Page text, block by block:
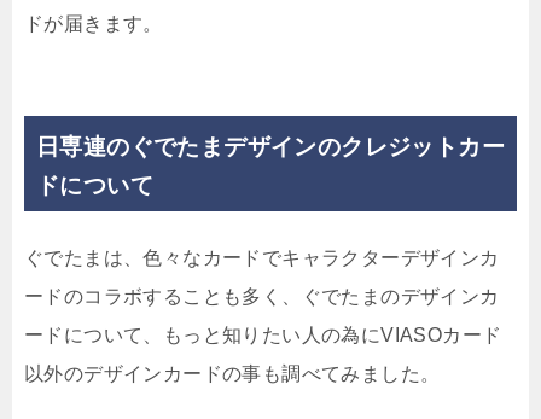
ドが届きます。
日専連のぐでたまデザインのクレジットカー
ドについて
ぐでたまは、色々なカードでキャラクターデザインカ
ードのコラボすることも多く、ぐでたまのデザインカ
ードについて、もっと知りたい人の為にVIASOカード
以外のデザインカードの事も調べてみました。